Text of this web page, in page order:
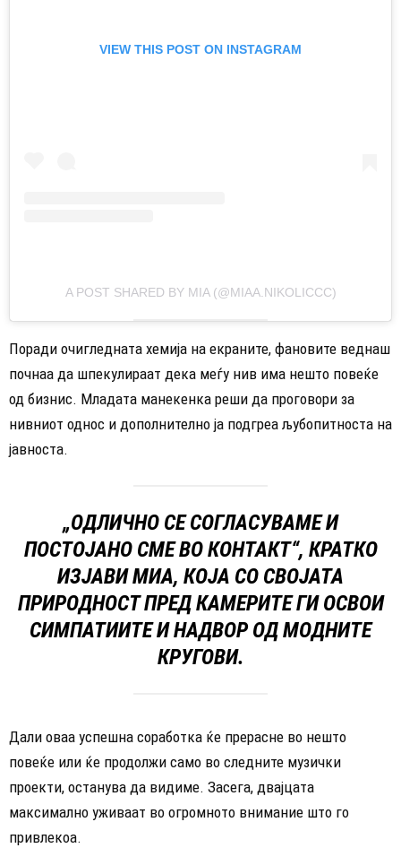
VIEW THIS POST ON INSTAGRAM
A POST SHARED BY MIA (@MIAA.NIKOLICCC)
Поради очигледната хемија на екраните, фановите веднаш
почнаа да шпекулираат дека меѓу нив има нешто повеќе
од бизнис. Младата манекенка реши да проговори за
нивниот однос и дополнително ја подгреа љубопитноста на
јавноста.
„ОДЛИЧНО СЕ СОГЛАСУВАМЕ И
ПОСТОЈАНО СМЕ ВО КОНТАКТ“, КРАТКО
ИЗЈАВИ МИА, КОЈА СО СВОЈАТА
ПРИРОДНОСТ ПРЕД КАМЕРИТЕ ГИ ОСВОИ
СИМПАТИИТЕ И НАДВОР ОД МОДНИТЕ
КРУГОВИ.
Дали оваа успешна соработка ќе прерасне во нешто
повеќе или ќе продолжи само во следните музички
проекти, останува да видиме. Засега, двајцата
максимално уживаат во огромното внимание што го
привлекоа.